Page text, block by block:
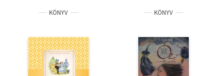
KÖNYV KÖNYV